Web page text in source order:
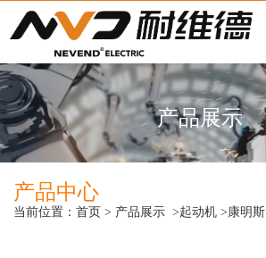
产品展示
产品中心
当前位置： 首页 > 产品展示 >起动机 >康明斯